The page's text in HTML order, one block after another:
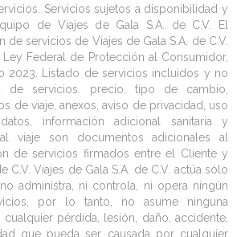
Servicios sujetos a disponibilidad y
de Viajes de Gala S.A. de C.V. El
de servicios de Viajes de Gala S.A. de C.V.
Federal de Protección al Consumidor,
2023. Listado de servicios incluidos y no
de servicios. precio, tipo de cambio,
de viaje, anexos, aviso de privacidad, uso
información adicional sanitaria y
viaje son documentos adicionales al
de servicios firmados entre el Cliente y
C.V. Viajes de Gala S.A. de C.V. actúa sólo
administra, ni controla, ni opera ningún
por lo tanto, no asume ninguna
pérdida, lesión, daño, accidente,
que pueda ser causada por cualquier